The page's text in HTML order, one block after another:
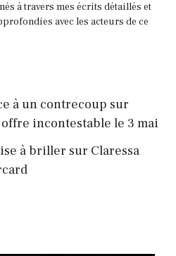
à travers mes écrits détaillés et
avec les acteurs de ce
à un contrecoup sur
incontestable le 3 mai
à briller sur Claressa